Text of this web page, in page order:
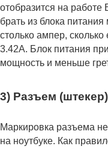
отобразится на работе
брать из блока
столько ампер,
3.42А. Блок питания
мощность и меньше
3) Разъем (штекер)
Маркировка разъема
на ноутбуке. Как